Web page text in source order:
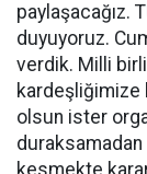
paylaşacağız.
duyuyoruz.
verdik. Milli
olsun ister
duraksamadan
kesmekte